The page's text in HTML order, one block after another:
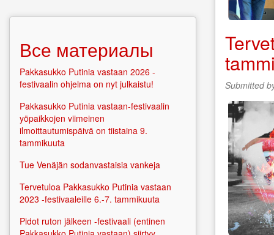
Submitted
Все материалы
Pakkasukko Putinia vastaan 2026 -
festivaalin ohjelma on nyt julkaistu!
Pakkasukko Putinia vastaan-festivaalin
yöpaikkojen viimeinen
ilmoittautumispäivä on tiistaina 9.
tammikuuta
Tue Venäjän sodanvastaisia vankeja
Tervetuloa Pakkasukko Putinia vastaan
2023 -festivaaleille 6.-7. tammikuuta
Pidot ruton jälkeen -festivaali (entinen